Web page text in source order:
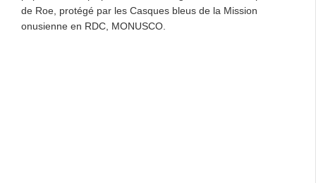
de Roe, protégé par les Casques bleus de la Mission
onusienne en RDC, MONUSCO.